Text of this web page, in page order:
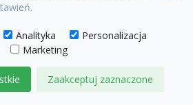
| sofa modułowa - element
Analityka
Personalizacja
Marketing
Zaakceptuj zaznaczone